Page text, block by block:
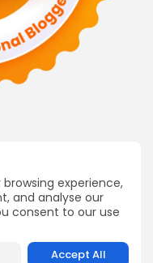
experience,
and analyse our
consent to our use
Accept All